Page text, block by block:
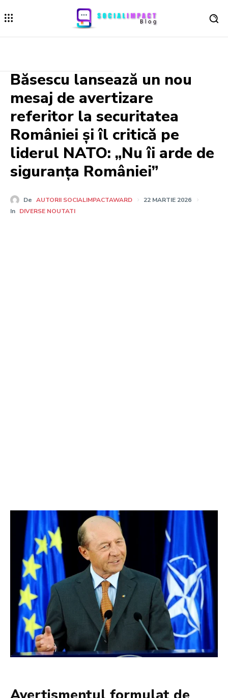
Băsescu lansează un nou
mesaj de avertizare
referitor la securitatea
României și îl critică pe
liderul NATO: „Nu îi arde de
siguranța României”
De AUTORII SOCIALIMPACTAWARD
22 MARTIE 2026
In DIVERSE NOUTATI